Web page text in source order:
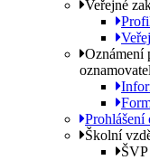
Veřejné
Oznámení
Prohlášení
Školní